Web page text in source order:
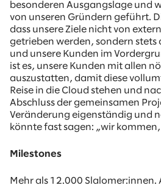
besonderen Ausgangslage und
von unseren Gründern geführt.
dass unsere Ziele nicht von
getrieben werden, sondern stets
und unsere Kunden im
ist es, unsere Kunden mit allen
auszustatten, damit diese
Reise in die Cloud stehen und
Abschluss der gemeinsamen
Veränderung eigenständig und
könnte fast sagen: „wir
Milestones
Mehr als 12.000 Slalomer:innen.